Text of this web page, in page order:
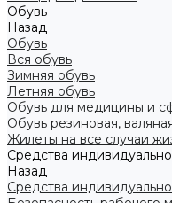
Обувь
Назад
Обувь
Вся обувь
Зимняя обувь
Летняя обувь
Обувь для медицины и
Обувь резиновая,
Жилеты на все случаи
Средства
Назад
Средства